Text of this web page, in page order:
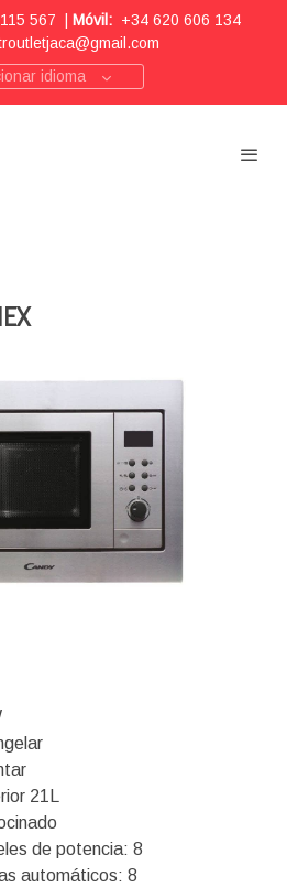
567 Móvil: +34 620 606 134
idioma
21L
de potencia: 8
automáticos: 8